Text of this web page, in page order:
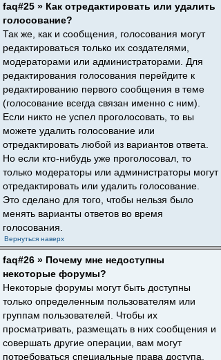
faq#25 » Как отредактировать или удалить
голосование?
Так же, как и сообщения, голосования могут
редактироваться только их создателями,
модераторами или администраторами. Для
редактирования голосования перейдите к
редактированию первого сообщения в теме
(голосование всегда связан именно с ним).
Если никто не успел проголосовать, то вы
можете удалить голосование или
отредактировать любой из вариантов ответа.
Но если кто-нибудь уже проголосовал, то
только модераторы или администраторы могут
отредактировать или удалить голосование.
Это сделано для того, чтобы нельзя было
менять варианты ответов во время
голосования.
Вернуться наверх
faq#26 » Почему мне недоступны
некоторые форумы?
Некоторые форумы могут быть доступны
только определенным пользователям или
группам пользователей. Чтобы их
просматривать, размещать в них сообщения и
совершать другие операции, вам могут
потребоваться специальные права доступа.